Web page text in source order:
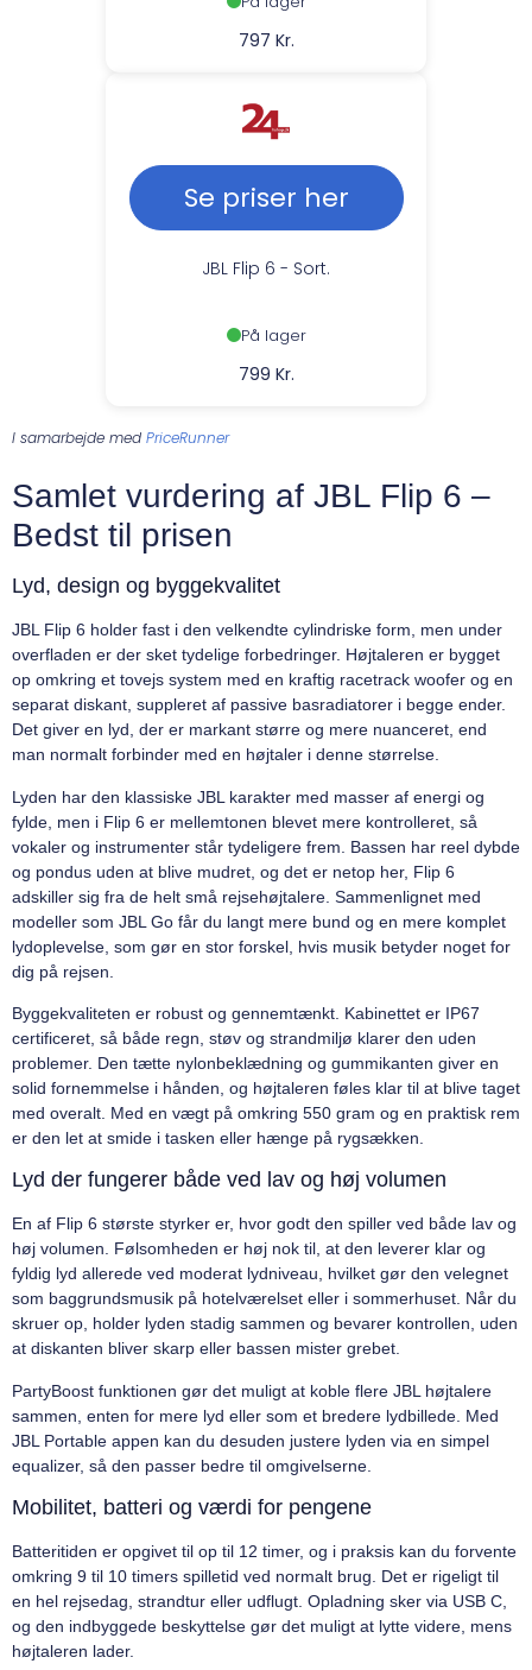
797 Kr.
Se priser her
JBL Flip 6 - Sort.
På lager
799 Kr.
I samarbejde med PriceRunner
Samlet vurdering af JBL Flip 6 –
Bedst til prisen
Lyd, design og byggekvalitet
JBL Flip 6 holder fast i den velkendte cylindriske form, men under
overfladen er der sket tydelige forbedringer. Højtaleren er bygget
op omkring et tovejs system med en kraftig racetrack woofer og en
separat diskant, suppleret af passive basradiatorer i begge ender.
Det giver en lyd, der er markant større og mere nuanceret, end
man normalt forbinder med en højtaler i denne størrelse.
Lyden har den klassiske JBL karakter med masser af energi og
fylde, men i Flip 6 er mellemtonen blevet mere kontrolleret, så
vokaler og instrumenter står tydeligere frem. Bassen har reel dybde
og pondus uden at blive mudret, og det er netop her, Flip 6
adskiller sig fra de helt små rejsehøjtalere. Sammenlignet med
modeller som JBL Go får du langt mere bund og en mere komplet
lydoplevelse, som gør en stor forskel, hvis musik betyder noget for
dig på rejsen.
Byggekvaliteten er robust og gennemtænkt. Kabinettet er IP67
certificeret, så både regn, støv og strandmiljø klarer den uden
problemer. Den tætte nylonbeklædning og gummikanten giver en
solid fornemmelse i hånden, og højtaleren føles klar til at blive taget
med overalt. Med en vægt på omkring 550 gram og en praktisk rem
er den let at smide i tasken eller hænge på rygsækken.
Lyd der fungerer både ved lav og høj volumen
En af Flip 6 største styrker er, hvor godt den spiller ved både lav og
høj volumen. Følsomheden er høj nok til, at den leverer klar og
fyldig lyd allerede ved moderat lydniveau, hvilket gør den velegnet
som baggrundsmusik på hotelværelset eller i sommerhuset. Når du
skruer op, holder lyden stadig sammen og bevarer kontrollen, uden
at diskanten bliver skarp eller bassen mister grebet.
PartyBoost funktionen gør det muligt at koble flere JBL højtalere
sammen, enten for mere lyd eller som et bredere lydbillede. Med
JBL Portable appen kan du desuden justere lyden via en simpel
equalizer, så den passer bedre til omgivelserne.
Mobilitet, batteri og værdi for pengene
Batteritiden er opgivet til op til 12 timer, og i praksis kan du forvente
omkring 9 til 10 timers spilletid ved normalt brug. Det er rigeligt til
en hel rejsedag, strandtur eller udflugt. Opladning sker via USB C,
og den indbyggede beskyttelse gør det muligt at lytte videre, mens
højtaleren lader.